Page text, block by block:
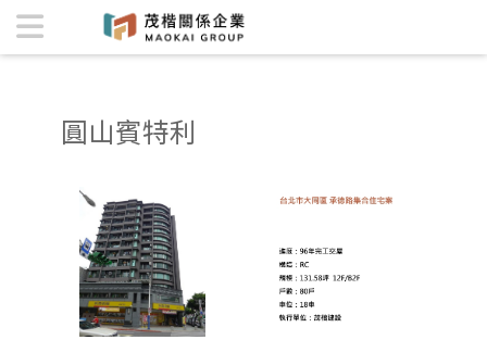
圓山賓特利 | 茂楷關係企業
圓山賓特利